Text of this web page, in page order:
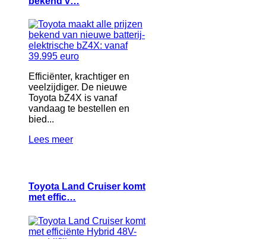
Efficiënter, krachtiger en
veelzijdiger. De nieuwe
Toyota bZ4X is vanaf
vandaag te bestellen en
bied...
Lees meer
Toyota Land Cruiser komt
met effic…